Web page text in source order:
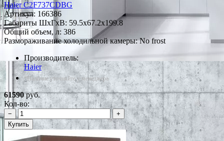
Haier C2F737CDBG
Артикул: 166386
Габариты ШxГxВ: 59.5x67.2x199.8
Общий объем, л: 386
Размораживание холодильной камеры: No frost
Производитель:
Haier
*Наличие уточняйте у менеджера
61590руб.
Кол-во:
−
+
Купить